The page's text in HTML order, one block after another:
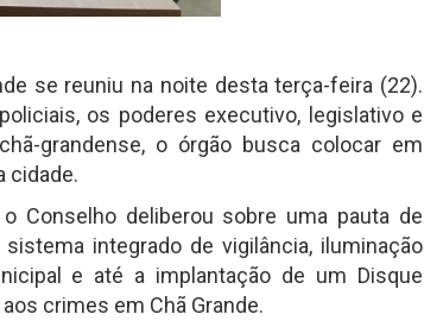
se reuniu na noite desta terça-feira (22).
os poderes executivo, legislativo e
grandense, o órgão busca colocar em
cidade.
Conselho deliberou sobre uma pauta de
integrado de vigilância, iluminação
e até a implantação de um Disque
crimes em Chã Grande.